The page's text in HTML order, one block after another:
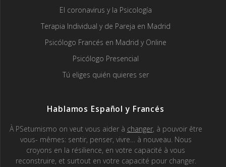
El coronavirus y la Psicología
Terapia Individual y de Pareja en Madrid
Psicólogo Francés en Madrid y Online
Psicólogo Presencial
Tú eliges quién quieres ser
Hablamos Español y Francés
À PSetumismo on veut vous aider à changer, à pouvoir être
vous- mêmes: sentir, penser, vivre… à nouveau. Nous
croyons en la résilience, en votre capacité à vous
reconstruire, et surtout en votre capacité pour changer.